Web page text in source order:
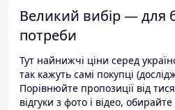
Великий вибір — для
потреби
Тут найнижчі ціни серед
так кажуть самі покупці
Порівнюйте пропозиції від
відгуки з фото і відео,